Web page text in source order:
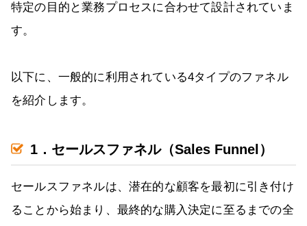
特定の目的と業務プロセスに合わせて設計されていま
す。
以下に、一般的に利用されている4タイプのファネル
を紹介します。
1．セールスファネル（Sales Funnel）
セールスファネルは、潜在的な顧客を最初に引き付け
ることから始まり、最終的な購入決定に至るまでの全